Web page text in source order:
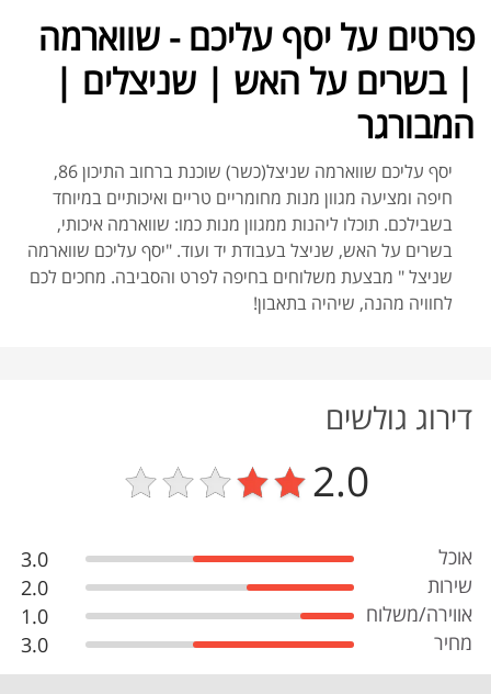
פרטים על יסף עליכם - שווארמה
| בשרים על האש | שניצלים |
המבורגר
יסף עליכם שווארמה שניצל(כשר) שוכנת ברחוב התיכון 86,
חיפה ומציעה מגוון מנות מחומריים טריים ואיכותיים במיוחד
בשבילכם. תוכלו ליהנות ממגוון מנות כמו: שווארמה איכותי,
בשרים על האש, שניצל בעבודת יד ועוד. "יסף עליכם שווארמה
שניצל " מבצעת משלוחים בחיפה לפרט והסביבה. מחכים לכם
לחוויה מהנה, שיהיה בתאבון!
דירוג גולשים
2.0
אוכל
3.0
שירות
2.0
אווירה/משלוח
1.0
מחיר
3.0